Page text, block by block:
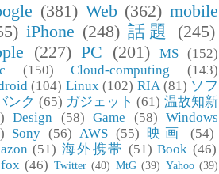
(381) Web (362) mobile
iPhone (248) 話題
(245)
(227) PC (201) MS (152)
(150) Cloud-computing
(143)
(104) Linux (102) RIA (81) ソフ
ンク (65) ガジェット (61) 温故知新
Design (58) Game (58) Windows
Sony (56) AWS (55) 映画
(54)
(51) 海外携帯 (51) Book (46)
(46) Twitter (40) MtG (39) Yahoo (39)